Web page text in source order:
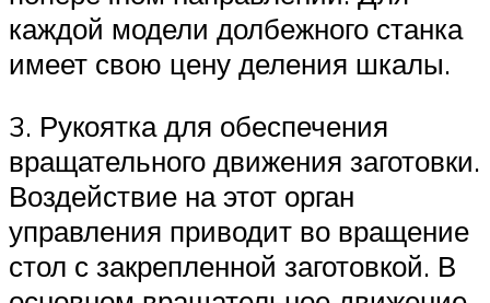
каждой модели долбежного станка
имеет свою цену деления шкалы.
3. Рукоятка для обеспечения
вращательного движения заготовки.
Воздействие на этот орган
управления приводит во вращение
стол с закрепленной заготовкой. В